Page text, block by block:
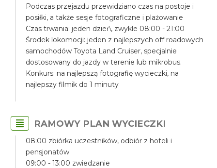
Podczas przejazdu przewidziano czas na postoje i
posiłki, a także sesje fotograficzne i plażowanie
Czas trwania: jeden dzień, zwykle 08:00 - 21:00
Środek lokomocji: jeden z najlepszych off roadowych
samochodów Toyota Land Cruiser, specjalnie
dostosowany do jazdy w terenie lub mikrobus.
Konkurs: na najlepszą fotografię wycieczki, na
najlepszy filmik do 1 minuty
RAMOWY PLAN WYCIECZKI
08:00 zbiórka uczestników, odbiór z hoteli i
pensjonatów
09:00 - 13:00 zwiedzanie